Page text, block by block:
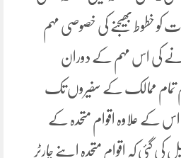
کو خطوط بھیجنے کی خصوصی مہم
کی اس مہم کے دوران
تمام ممالک کے سفیروں تک
اس کے علاوہ اقوام متحدہ کے
کی گئی کہ اقوام متحدہ اپنے چارٹر